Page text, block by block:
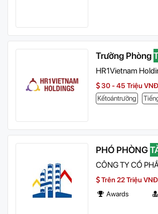
Trưởng Phòng
HR1Vietnam
30 - 45 Triệu VNĐ
Kếtoántrưởng
PHÓ PHÒNG
CÔNG TY CỔ
Trên 22 Triệu VNĐ
Awards